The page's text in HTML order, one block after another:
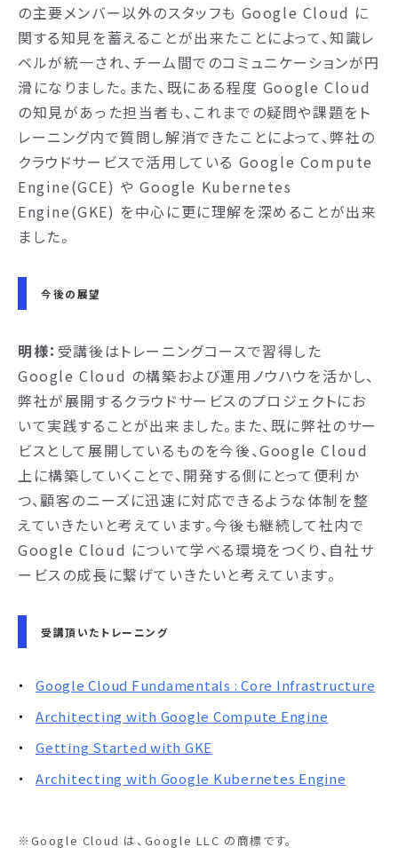
の主要メンバー以外のスタッフも Google Cloud に
関する知見を蓄えることが出来たことによって、知識レ
ベルが統一され、チーム間でのコミュニケーションが円
滑になりました。また、既にある程度 Google Cloud
の知見があった担当者も、これまでの疑問や課題をト
レーニング内で質問し解消できたことによって、弊社の
クラウドサービスで活用している Google Compute
Engine(GCE) や Google Kubernetes
Engine(GKE) を中心に更に理解を深めることが出来
ました。
今後の展望
明様： 受講後はトレーニングコースで習得した
Google Cloud の構築および運用ノウハウを活かし、
弊社が展開するクラウドサービスのプロジェクトにお
いて実践することが出来ました。また、既に弊社のサー
ビスとして展開しているものを今後、Google Cloud
上に構築していくことで、開発する側にとって便利か
つ、顧客のニーズに迅速に対応できるような体制を整
えていきたいと考えています。今後も継続して社内で
Google Cloud について学べる環境をつくり、自社サ
ービスの成長に繋げていきたいと考えています。
受講頂いたトレーニング
Google Cloud Fundamentals : Core Infrastructure
Architecting with Google Compute Engine
Getting Started with GKE
Architecting with Google Kubernetes Engine
※Google Cloud は、Google LLC の商標です。